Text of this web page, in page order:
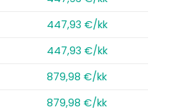
447,93 €/kk
447,93 €/kk
879,98 €/kk
879,98 €/kk